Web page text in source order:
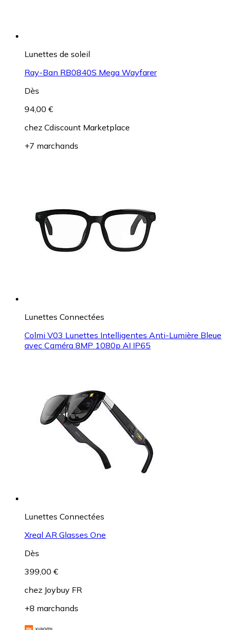
Lunettes de soleil
Ray-Ban RB0840S Mega Wayfarer
Dès
94,00 €
chez Cdiscount Marketplace
+7 marchands
Lunettes Connectées
Colmi V03 Lunettes Intelligentes Anti-Lumière Bleue
avec Caméra 8MP 1080p AI IP65
Lunettes Connectées
Xreal AR Glasses One
Dès
399,00 €
chez Joybuy FR
+8 marchands